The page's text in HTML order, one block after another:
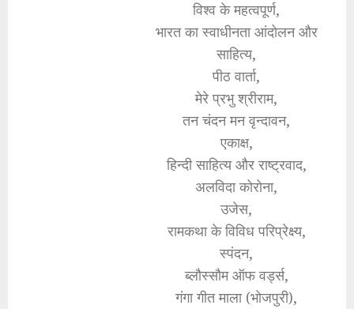
विश्व के महत्वपूर्ण,
भारत का स्वाधीनता आंदोलन और
साहित्य,
पीठ वार्ता,
मेरे प्रभु श्रीराम,
तन चंदन मन वृन्दावन,
एकाक्ष,
हिन्दी साहित्य और राष्ट्रवाद,
अलविदा कोरोना,
उजेस,
रामकथा के विविध परिप्रेक्ष्य,
स्पंदन,
ब्लौस्सौम ऑफ वर्ड्स,
गंगा गीत माला (भोजपुरी),